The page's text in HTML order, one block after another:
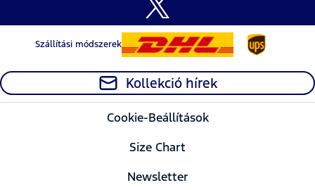
Szállítási módszerek
Kollekció hírek
Cookie-Beállítások
Size Chart
Newsletter